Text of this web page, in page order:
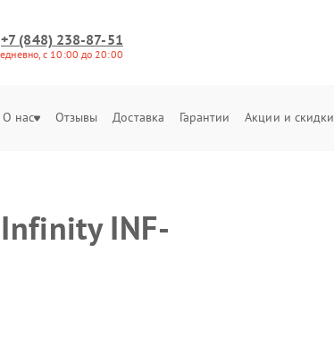
+7 (848) 238-87-51
с 10:00 до 20:00
О нас Отзывы Доставка Гарантии Акции и скидки
INF-